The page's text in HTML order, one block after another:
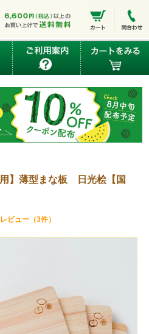
用】薄型まな板 日光桧【国
ビュー（3件）